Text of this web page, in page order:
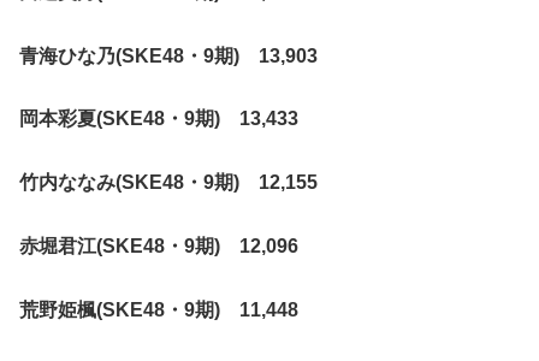
青海ひな乃(SKE48・9期) 13,903
岡本彩夏(SKE48・9期) 13,433
竹内ななみ(SKE48・9期) 12,155
赤堀君江(SKE48・9期) 12,096
荒野姫楓(SKE48・9期) 11,448